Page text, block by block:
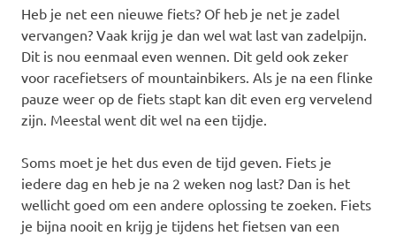
Heb je net een nieuwe fiets? Of heb je net je zadel
vervangen? Vaak krijg je dan wel wat last van zadelpijn.
Dit is nou eenmaal even wennen. Dit geld ook zeker
voor racefietsers of mountainbikers. Als je na een flinke
pauze weer op de fiets stapt kan dit even erg vervelend
zijn. Meestal went dit wel na een tijdje.
Soms moet je het dus even de tijd geven. Fiets je
iedere dag en heb je na 2 weken nog last? Dan is het
wellicht goed om een andere oplossing te zoeken. Fiets
je bijna nooit en krijg je tijdens het fietsen van een